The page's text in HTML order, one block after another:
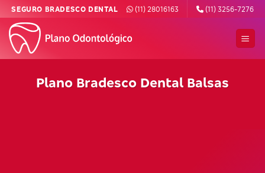
Skip
content
SEGURO BRADESCO DENTAL (11) 28016163 (11) 3256-7276
Plano Bradesco Dental Balsas